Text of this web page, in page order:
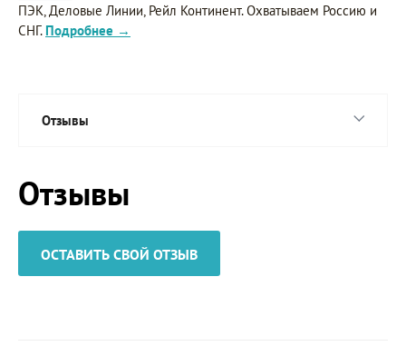
ПЭК, Деловые Линии, Рейл Континент. Охватываем Россию и
СНГ. Подробнее →
Отзывы
Отзывы
ОСТАВИТЬ СВОЙ ОТЗЫВ